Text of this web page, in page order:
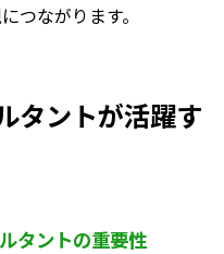
つながります。
タントが活躍す
タントの重要性